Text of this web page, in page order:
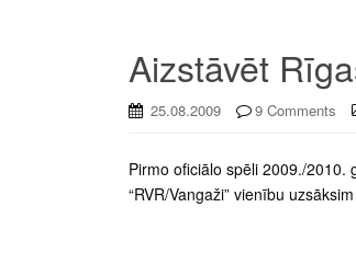
Aizstāvēt
25.08.2009 9 Comments
Pirmo oficiālo spēli 2009./
“RVR/Vangaži” vienību